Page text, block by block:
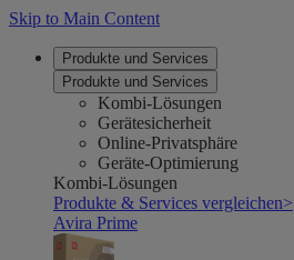
Skip to Main Content
Produkte und Services
Produkte und Services
Kombi-Lösungen
Gerätesicherheit
Online-Privatsphäre
Geräte-Optimierung
Kombi-Lösungen
Produkte & Services vergleichen>
Avira Prime